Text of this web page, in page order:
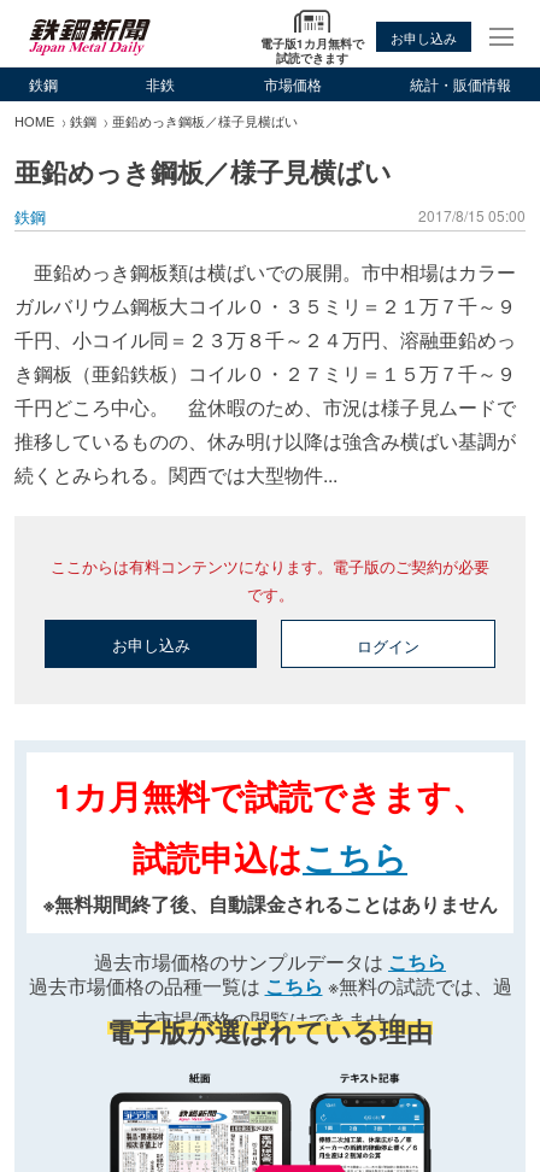
電子版1カ月無料で
試読できます
お申し込み
鉄鋼 非鉄 市場価格 統計・販価情報
HOME 鉄鋼 亜鉛めっき鋼板／様子見横ばい
亜鉛めっき鋼板／様子見横ばい
鉄鋼 2017/8/15 05:00
亜鉛めっき鋼板類は横ばいでの展開。市中相場はカラー
ガルバリウム鋼板大コイル０・３５ミリ＝２１万７千～９
千円、小コイル同＝２３万８千～２４万円、溶融亜鉛めっ
き鋼板（亜鉛鉄板）コイル０・２７ミリ＝１５万７千～９
千円どころ中心。 盆休暇のため、市況は様子見ムードで
推移しているものの、休み明け以降は強含み横ばい基調が
続くとみられる。関西では大型物件...
ここからは有料コンテンツになります。電子版のご契約が必要
です。
お申し込み ログイン
1カ月無料で試読できます、
試読申込はこちら
※無料期間終了後、自動課金されることはありません
過去市場価格のサンプルデータは こちら
過去市場価格の品種一覧は こちら ※無料の試読では、過
去市場価格の閲覧はできません
電子版が選ばれている理由